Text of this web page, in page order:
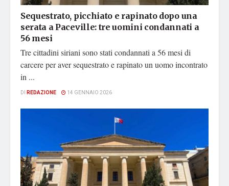
Sequestrato, picchiato e rapinato dopo una
serata a Paceville: tre uomini condannati a
56 mesi
Tre cittadini siriani sono stati condannati a 56 mesi di
carcere per aver sequestrato e rapinato un uomo incontrato
in ...
DI REDAZIONE 14 GENNAIO 2026